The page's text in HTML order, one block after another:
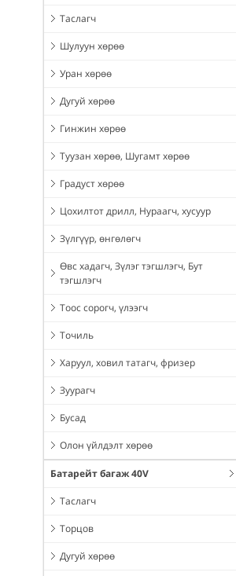
Таслагч
Шулуун хөрөө
Уран хөрөө
Дугуй хөрөө
Гинжин хөрөө
Туузан хөрөө, Шугамт хөрөө
Градуст хөрөө
Цохилтот дрилл, Нураагч, хусуур
Зүлгүүр, өнгөлөгч
Өвс хадагч, Зүлэг тэгшлэгч, Бут
тэгшлэгч
Тоос сорогч, үлээгч
Точиль
Харуул, ховил татагч, фризер
Зуурагч
Бусад
Олон үйлдэлт хөрөө
Батарейт багаж 40V
Таслагч
Торцов
Дугуй хөрөө